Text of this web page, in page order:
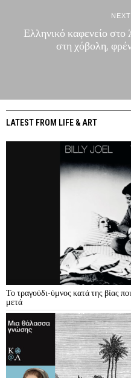
Ελληνικό καφενείο
στη χόβολη,
LATEST FROM LIFE & ART
Το τραγούδι-ύμνος κατά της βίας
μετά